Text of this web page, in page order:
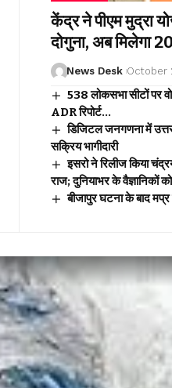
केंद्र ने पीएम मुद्रा
दोगुना, अब मिलेगा
News Desk October
538 लोकसभा सीटों पर
ADR रिपोर्ट…
डिजिटल जनगणना में
सक्रिय भागीदारी
इसरो ने रिलीज किया
राज; दुनियाभर के वैज्ञानिकों
बीजापुर घटना के बाद